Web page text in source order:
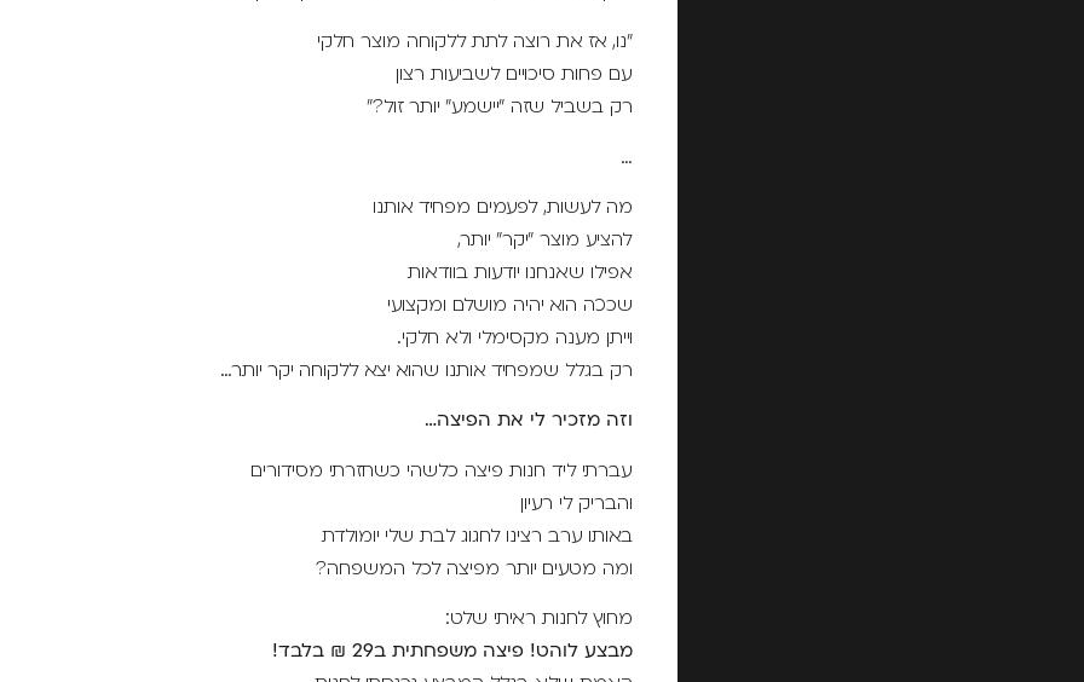
"נו, אז את רוצה לתת ללקוחה מוצר חלקי
עם פחות סיכויים לשביעות רצון
רק בשביל שזה "יישמע" יותר זול?"
…
מה לעשות, לפעמים מפחיד אותנו
להציע מוצר "יקר" יותר,
אפילו שאנחנו יודעות בוודאות
שככה הוא יהיה מושלם ומקצועי
וייתן מענה מקסימלי ולא חלקי.
רק בגלל שמפחיד אותנו שהוא יצא ללקוחה יקר יותר…
וזה מזכיר לי את הפיצה…
עברתי ליד חנות פיצה כלשהי כשחזרתי מסידורים
והבריק לי רעיון
באותו ערב רצינו לחגוג לבת שלי יומולדת
ומה מטעים יותר מפיצה לכל המשפחה?
מחוץ לחנות ראיתי שלט:
מבצע לוהט! פיצה משפחתית ב29 ₪ בלבד!